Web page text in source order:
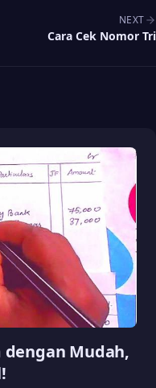
NEXT
Cara Cek Nomor Tri
dengan Mudah,